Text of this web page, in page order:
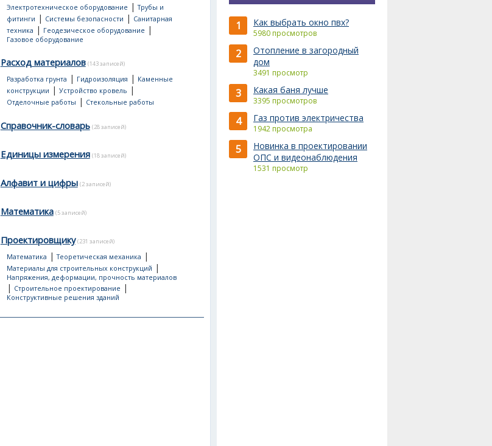
Электротехническое оборудование |Трубы и
фитинги | Системы безопасности | Санитарная
техника | Геодезическое оборудование |
Газовое оборудование
Расход материалов (143 записей)
Разработка грунта | Гидроизоляция | Каменные
конструкции | Устройство кровель |
Отделочные работы | Стекольные работы
Справочник-словарь (28 записей)
Единицы измерения (18 записей)
Алфавит и цифры (2 записей)
Математика (5 записей)
Проектировщику (231 записей)
Математика |Теоретическая механика |
Материалы для строительных конструкций |
Напряжения, деформации, прочность материалов
| Строительное проектирование |
Конструктивные решения зданий
1 Как выбрать окно пвх?
5980 просмотров
2
Отопление в загородный
дом
3491 просмотр
3 Какая баня лучше
3395 просмотров
4 Газ против электричества
1942 просмотра
5
Новинка в проектировании
ОПС и видеонаблюдения
1531 просмотр